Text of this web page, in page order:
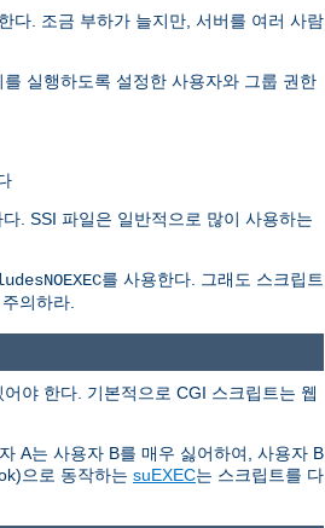
다. 조금 부하가 늘지만, 서버를 여러 사람
실행하도록 설정한 사용자와 그룹 권한
. SSI 파일은 일반적으로 많이 사용하는
를 사용한다. 그래도 스크립트
의하라.
야 한다. 기본적으로 CGI 스크립트는 웹
A는 사용자 B를 매우 싫어하여, 사용자 B
으로 동작하는 suEXEC는 스크립트를 다